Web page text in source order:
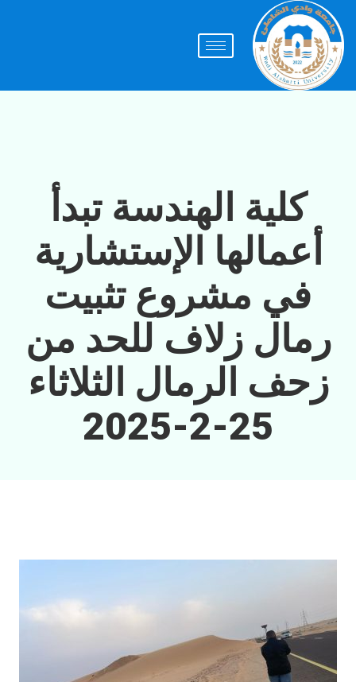
كلية الهندسة تبدأ
أعمالها الإستشارية
في مشروع تثبيت
رمال زلاف للحد من
زحف الرمال الثلاثاء
25-2-2025